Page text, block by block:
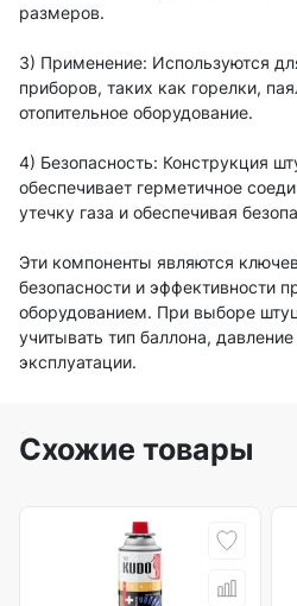
размеров.
3) Применение: Используются
приборов, таких как горелки,
отопительное оборудование.
4) Безопасность: Конструкция
обеспечивает герметичное
утечку газа и обеспечивая
Эти компоненты являются
безопасности и эффективности
оборудованием. При выборе
учитывать тип баллона, давление
эксплуатации.
Схожие товары